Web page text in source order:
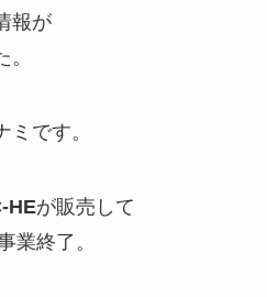
報が
です。
HEが販売して
業終了。